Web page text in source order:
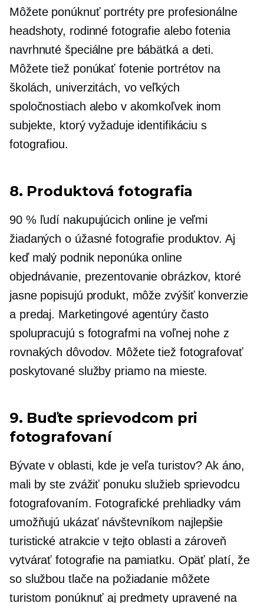
Môžete ponúknuť portréty pre profesionálne
headshoty, rodinné fotografie alebo fotenia
navrhnuté špeciálne pre bábätká a deti.
Môžete tiež ponúkať fotenie portrétov na
školách, univerzitách, vo veľkých
spoločnostiach alebo v akomkoľvek inom
subjekte, ktorý vyžaduje identifikáciu s
fotografiou.
8. Produktová fotografia
90 % ľudí nakupujúcich online je veľmi
žiadaných o úžasné fotografie produktov. Aj
keď malý podnik neponúka online
objednávanie, prezentovanie obrázkov, ktoré
jasne popisujú produkt, môže zvýšiť konverzie
a predaj. Marketingové agentúry často
spolupracujú s fotografmi na voľnej nohe z
rovnakých dôvodov. Môžete tiež fotografovať
poskytované služby priamo na mieste.
9. Buďte sprievodcom pri
fotografovaní
Bývate v oblasti, kde je veľa turistov? Ak áno,
mali by ste zvážiť ponuku služieb sprievodcu
fotografovaním. Fotografické prehliadky vám
umožňujú ukázať návštevníkom najlepšie
turistické atrakcie v tejto oblasti a zároveň
vytvárať fotografie na pamiatku. Opäť platí, že
so službou tlače na požiadanie môžete
turistom ponúknuť aj predmety upravené na